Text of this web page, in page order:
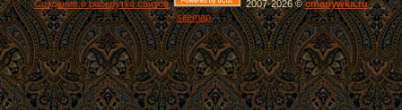
Создание и раскрутка сайтов 2007-2026 ©cmapywka.ru
sitemap